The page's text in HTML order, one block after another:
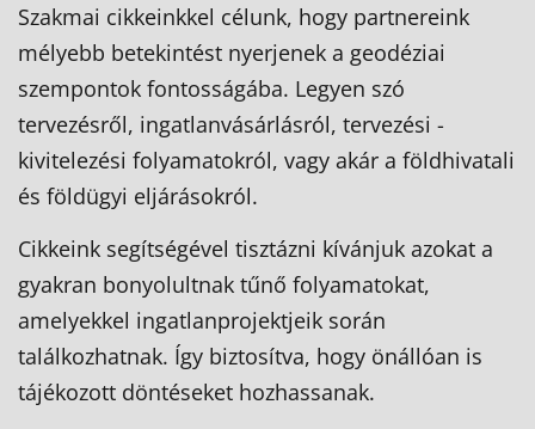
Szakmai cikkeinkkel célunk, hogy partnereink
mélyebb betekintést nyerjenek a geodéziai
szempontok fontosságába. Legyen szó
tervezésről, ingatlanvásárlásról, tervezési -
kivitelezési folyamatokról, vagy akár a földhivatali
és földügyi eljárásokról.
Cikkeink segítségével tisztázni kívánjuk azokat a
gyakran bonyolultnak tűnő folyamatokat,
amelyekkel ingatlanprojektjeik során
találkozhatnak. Így biztosítva, hogy önállóan is
tájékozott döntéseket hozhassanak.